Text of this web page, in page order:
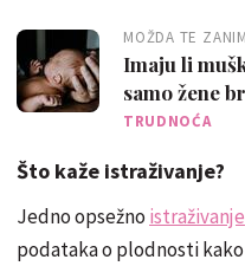
MOŽDA TE
Imaju li
samo žene
kažu
TRUDNOĆA
Što kaže istraživanje?
Jedno opsežno istraživanje
podataka o plodnosti